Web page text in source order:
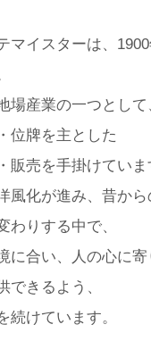
マイスターは、
場産業の一つとして
位牌を主とした
販売を手掛けていま
風化が進み、昔から
わりする中で、
に合い、人の心に
できるよう、
続けています。